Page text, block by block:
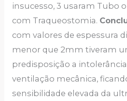
insucesso, 3 usaram Tubo
com Traqueostomia.
com valores de espessura
menor que 2mm tiveram
predisposição a
ventilação mecânica,
sensibilidade elevada da